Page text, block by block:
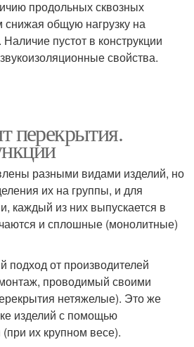
продольных сквозных
общую нагрузку на
пустот в конструкции
свойства.
перекрытия.
разными видами изделий, но
их на группы, и для
каждый из них выпускается в
и сплошные (монолитные)
подход от производителей
монтаж, проводимый своими
нетяжелые). Это же
изделий с помощью
(при их крупном весе).